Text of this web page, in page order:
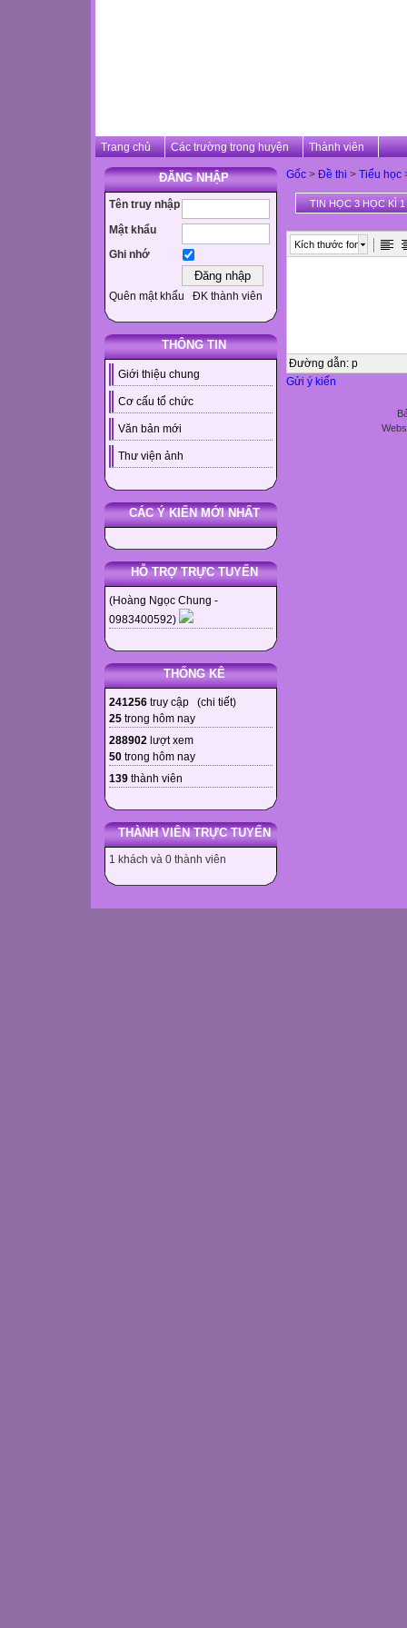
Trang chủ Các trường trong huyện Thành viên
ĐĂNG NHẬP
Tên truy nhập
Mật khẩu
Ghi nhớ
Quên mật khẩu ĐK thành viên
THÔNG TIN
Giới thiệu chung
Cơ cấu tổ chức
Văn bản mới
Thư viện ảnh
CÁC Ý KIẾN MỚI NHẤT
HỖ TRỢ TRỰC TUYẾN
(Hoàng Ngọc Chung -
0983400592)
THỐNG KÊ
241256 truy cập (chi tiết)
25 trong hôm nay
288902 lượt xem
50 trong hôm nay
139 thành viên
THÀNH VIÊN TRỰC TUYẾN
1 khách và 0 thành viên
Gốc > Đề thi > Tiểu học
TIN HỌC 3 HỌC KÌ 1
Kích thước font
Đường dẫn: p
Gửi ý kiến